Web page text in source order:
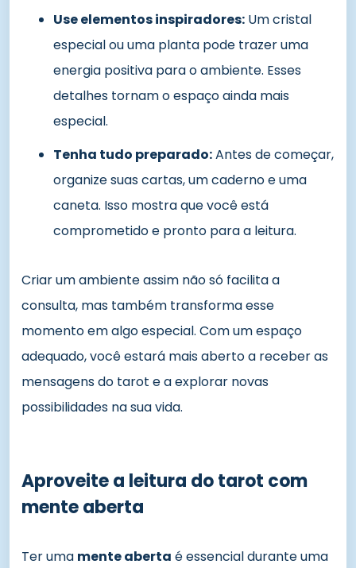
Use elementos inspiradores: Um cristal
especial ou uma planta pode trazer uma
energia positiva para o ambiente. Esses
detalhes tornam o espaço ainda mais
especial.
Tenha tudo preparado:Antes de começar,
organize suas cartas, um caderno e uma
caneta. Isso mostra que você está
comprometido e pronto para a leitura.
Criar um ambiente assim não só facilita a
consulta, mas também transforma esse
momento em algo especial. Com um espaço
adequado, você estará mais aberto a receber as
mensagens do tarot e a explorar novas
possibilidades na sua vida.
Aproveite a leitura do tarot com
mente aberta
Ter uma mente aberta é essencial durante uma